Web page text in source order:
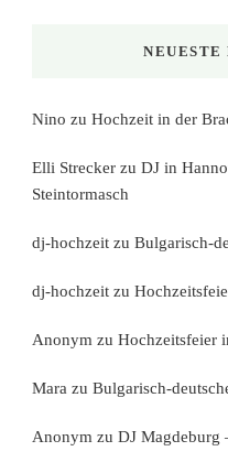
NEUESTE
Nino zu Hochzeit in der
Elli Strecker zu DJ in
Steintormasch
dj-hochzeit zu Bulgarisch-
dj-hochzeit zu
Anonym zu Hochzeitsfeier
Mara zu Bulgarisch-
Anonym zu DJ Magdeburg